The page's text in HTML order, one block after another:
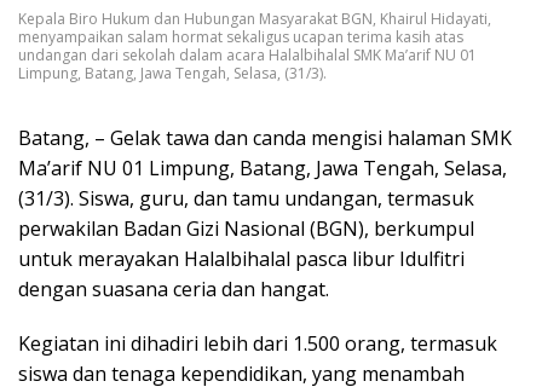
Kepala Biro Hukum dan Hubungan Masyarakat BGN, Khairul Hidayati,
menyampaikan salam hormat sekaligus ucapan terima kasih atas
undangan dari sekolah dalam acara Halalbihalal SMK Ma’arif NU 01
Limpung, Batang, Jawa Tengah, Selasa, (31/3).
Batang, – Gelak tawa dan canda mengisi halaman SMK
Ma’arif NU 01 Limpung, Batang, Jawa Tengah, Selasa,
(31/3). Siswa, guru, dan tamu undangan, termasuk
perwakilan Badan Gizi Nasional (BGN), berkumpul
untuk merayakan Halalbihalal pasca libur Idulfitri
dengan suasana ceria dan hangat.
Kegiatan ini dihadiri lebih dari 1.500 orang, termasuk
siswa dan tenaga kependidikan, yang menambah